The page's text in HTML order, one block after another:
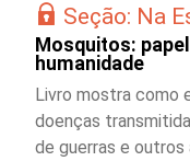
Seção: Na
Mosquitos:
humanidade
Livro mostra como
doenças
de guerras e